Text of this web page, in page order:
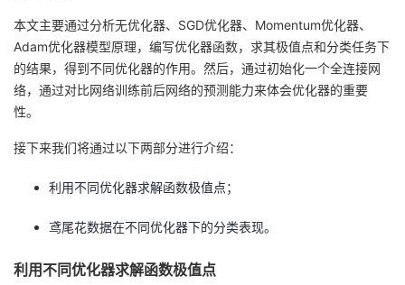
我
的
我
本文主要通过分析无优化器、SGD优化器、Momentum优化器、
Adam优化器模型原理，编写优化器函数，求其极值点和分类任务下
的结果，得到不同优化器的作用。然后，通过初始化一个全连接网
络，通过对比网络训练前后网络的预测能力来体会优化器的重要
性。
接下来我们将通过以下两部分进行介绍：
利用不同优化器求解函数极值点；
鸢尾花数据在不同优化器下的分类表现。
利用不同优化器求解函数极值点